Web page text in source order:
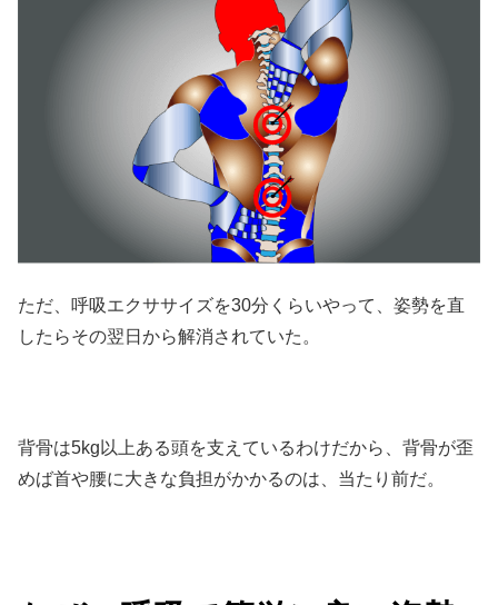
ただ、呼吸エクササイズを30分くらいやって、姿勢を直
したらその翌日から解消されていた。
背骨は5kg以上ある頭を支えているわけだから、背骨が歪
めば首や腰に大きな負担がかかるのは、当たり前だ。